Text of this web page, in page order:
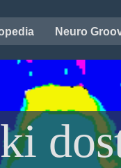
Neuro